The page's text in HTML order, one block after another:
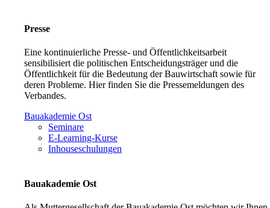
Presse
Eine kontinuierliche Presse- und Öffentlichkeitsarbeit
sensibilisiert die politischen Entscheidungsträger und die
Öffentlichkeit für die Bedeutung der Bauwirtschaft sowie für
deren Probleme. Hier finden Sie die Pressemeldungen des
Verbandes.
Bauakademie Ost
Seminare
E-Learning-Kurse
Inhouseschulungen
Bauakademie Ost